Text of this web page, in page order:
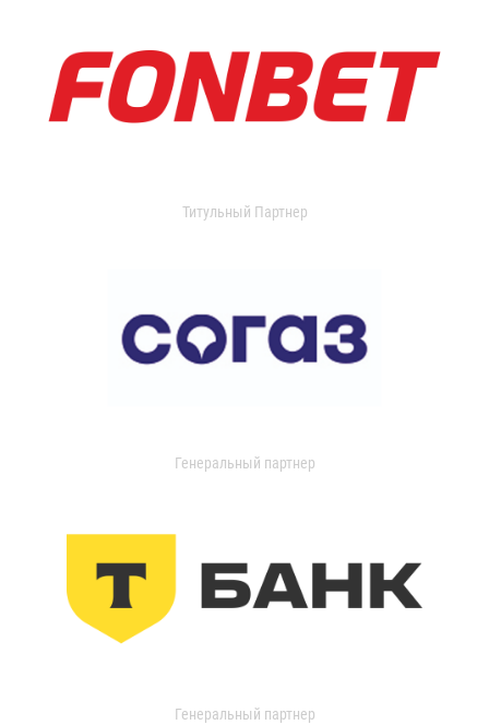
Титульный Партнер
Генеральный партнер
Генеральный партнер